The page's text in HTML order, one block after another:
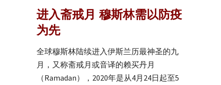
进入斋戒月 穆斯林需以防疫
为先
全球穆斯林陆续进入伊斯兰历最神圣的九
月，又称斋戒月或音译的赖买丹月
（Ramadan），2020年是从4月24日起至5